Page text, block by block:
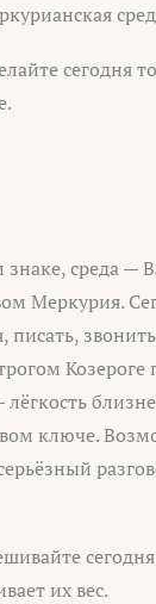
сегодня
среда —
Меркурия.
Козероге
ключе.
их вес.